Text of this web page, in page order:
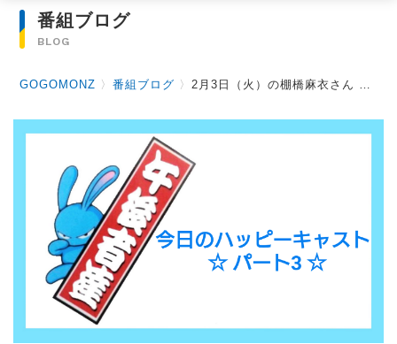
番組ブログ
BLOG
GOGOMONZ 〉番組ブログ 〉2月3日（火）の棚橋麻衣さん その３